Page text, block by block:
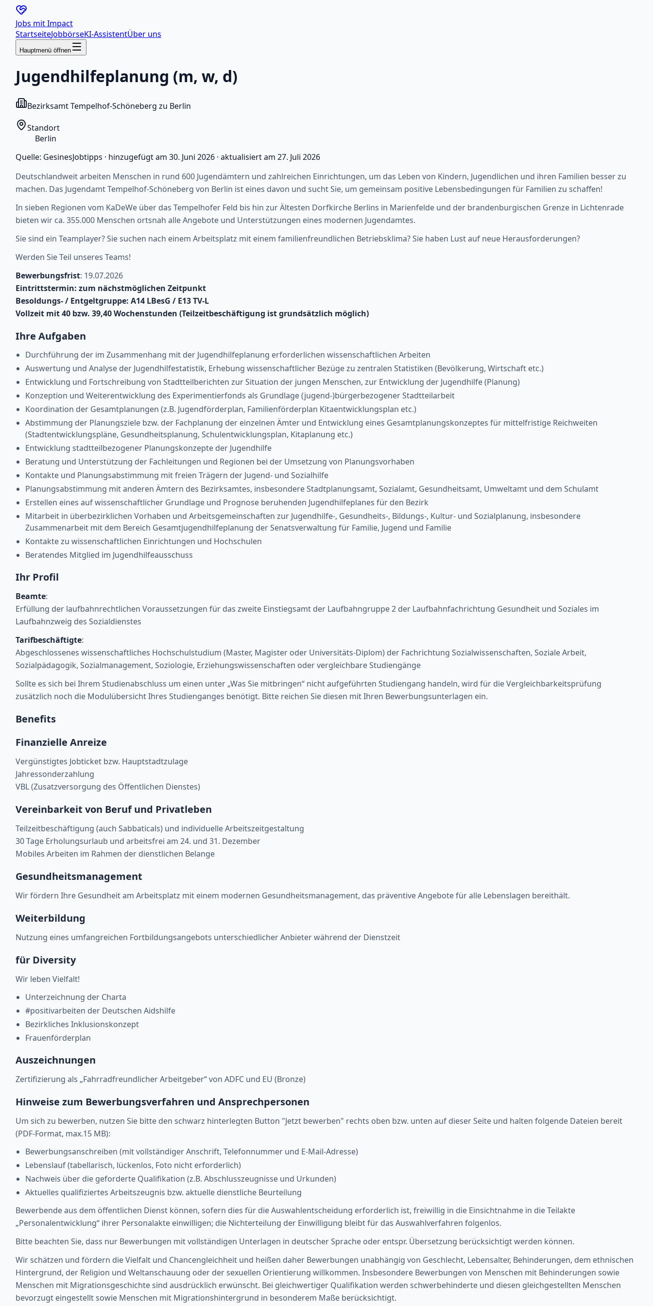
Jobs mitImpact
StartseiteJobbörseKI-AssistentÜber uns
Hauptmenü öffnen
Jugendhilfeplanung (m, w, d)
Bezirksamt Tempelhof-Schöneberg zu Berlin
Standort
Berlin
Quelle: GesinesJobtipps · hinzugefügt am 30. Juni 2026 · aktualisiert am 27. Juli 2026
Deutschlandweit arbeiten Menschen in rund 600 Jugendämtern und zahlreichen Einrichtungen, um das Leben von Kindern, Jugendlichen und ihren Familien besser zu
machen. Das Jugendamt Tempelhof-Schöneberg von Berlin ist eines davon und sucht Sie, um gemeinsam positive Lebensbedingungen für Familien zu schaffen!
In sieben Regionen vom KaDeWe über das Tempelhofer Feld bis hin zur Ältesten Dorfkirche Berlins in Marienfelde und der brandenburgischen Grenze in Lichtenrade
bieten wir ca. 355.000 Menschen ortsnah alle Angebote und Unterstützungen eines modernen Jugendamtes.
Sie sind ein Teamplayer? Sie suchen nach einem Arbeitsplatz mit einem familienfreundlichen Betriebsklima? Sie haben Lust auf neue Herausforderungen?
Werden Sie Teil unseres Teams!
Bewerbungsfrist: 19.07.2026
Eintrittstermin: zum nächstmöglichen Zeitpunkt
Besoldungs- / Entgeltgruppe: A14 LBesG / E13 TV-L
Vollzeit mit 40 bzw. 39,40 Wochenstunden (Teilzeitbeschäftigung ist grundsätzlich möglich)
Ihre Aufgaben
Durchführung der im Zusammenhang mit der Jugendhilfeplanung erforderlichen wissenschaftlichen Arbeiten
Auswertung und Analyse der Jugendhilfestatistik, Erhebung wissenschaftlicher Bezüge zu zentralen Statistiken (Bevölkerung, Wirtschaft etc.)
Entwicklung und Fortschreibung von Stadtteilberichten zur Situation der jungen Menschen, zur Entwicklung der Jugendhilfe (Planung)
Konzeption und Weiterentwicklung des Experimentierfonds als Grundlage (jugend-)bürgerbezogener Stadtteilarbeit
Koordination der Gesamtplanungen (z.B. Jugendförderplan, Familienförderplan Kitaentwicklungsplan etc.)
Abstimmung der Planungsziele bzw. der Fachplanung der einzelnen Ämter und Entwicklung eines Gesamtplanungskonzeptes für mittelfristige Reichweiten
(Stadtentwicklungspläne, Gesundheitsplanung, Schulentwicklungsplan, Kitaplanung etc.)
Entwicklung stadtteilbezogener Planungskonzepte der Jugendhilfe
Beratung und Unterstützung der Fachleitungen und Regionen bei der Umsetzung von Planungsvorhaben
Kontakte und Planungsabstimmung mit freien Trägern der Jugend- und Sozialhilfe
Planungsabstimmung mit anderen Ämtern des Bezirksamtes, insbesondere Stadtplanungsamt, Sozialamt, Gesundheitsamt, Umweltamt und dem Schulamt
Erstellen eines auf wissenschaftlicher Grundlage und Prognose beruhenden Jugendhilfeplanes für den Bezirk
Mitarbeit in überbezirklichen Vorhaben und Arbeitsgemeinschaften zur Jugendhilfe-, Gesundheits-, Bildungs-, Kultur- und Sozialplanung, insbesondere
Zusammenarbeit mit dem Bereich Gesamtjugendhilfeplanung der Senatsverwaltung für Familie, Jugend und Familie
Kontakte zu wissenschaftlichen Einrichtungen und Hochschulen
Beratendes Mitglied im Jugendhilfeausschuss
Ihr Profil
Beamte:
Erfüllung der laufbahnrechtlichen Voraussetzungen für das zweite Einstiegsamt der Laufbahngruppe 2 der Laufbahnfachrichtung Gesundheit und Soziales im
Laufbahnzweig des Sozialdienstes
Tarifbeschäftigte:
Abgeschlossenes wissenschaftliches Hochschulstudium (Master, Magister oder Universitäts-Diplom) der Fachrichtung Sozialwissenschaften, Soziale Arbeit,
Sozialpädagogik, Sozialmanagement, Soziologie, Erziehungswissenschaften oder vergleichbare Studiengänge
Sollte es sich bei Ihrem Studienabschluss um einen unter „Was Sie mitbringen“ nicht aufgeführten Studiengang handeln, wird für die Vergleichbarkeitsprüfung
zusätzlich noch die Modulübersicht Ihres Studienganges benötigt. Bitte reichen Sie diesen mit Ihren Bewerbungsunterlagen ein.
Benefits
Finanzielle Anreize
Vergünstigtes Jobticket bzw. Hauptstadtzulage
Jahressonderzahlung
VBL (Zusatzversorgung des Öffentlichen Dienstes)
Vereinbarkeit von Beruf und Privatleben
Teilzeitbeschäftigung (auch Sabbaticals) und individuelle Arbeitszeitgestaltung
30 Tage Erholungsurlaub und arbeitsfrei am 24. und 31. Dezember
Mobiles Arbeiten im Rahmen der dienstlichen Belange
Gesundheitsmanagement
Wir fördern Ihre Gesundheit am Arbeitsplatz mit einem modernen Gesundheitsmanagement, das präventive Angebote für alle Lebenslagen bereithält.
Weiterbildung
Nutzung eines umfangreichen Fortbildungsangebots unterschiedlicher Anbieter während der Dienstzeit
für Diversity
Wir leben Vielfalt!
Unterzeichnung der Charta
#positivarbeiten der Deutschen Aidshilfe
Bezirkliches Inklusionskonzept
Frauenförderplan
Auszeichnungen
Zertifizierung als „Fahrradfreundlicher Arbeitgeber“ von ADFC und EU (Bronze)
Hinweise zum Bewerbungsverfahren und Ansprechpersonen
Um sich zu bewerben, nutzen Sie bitte den schwarz hinterlegten Button "Jetzt bewerben" rechts oben bzw. unten auf dieser Seite und halten folgende Dateien bereit
(PDF-Format, max.15 MB):
Bewerbungsanschreiben (mit vollständiger Anschrift, Telefonnummer und E-Mail-Adresse)
Lebenslauf (tabellarisch, lückenlos, Foto nicht erforderlich)
Nachweis über die geforderte Qualifikation (z.B. Abschlusszeugnisse und Urkunden)
Aktuelles qualifiziertes Arbeitszeugnis bzw. aktuelle dienstliche Beurteilung
Bewerbende aus dem öffentlichen Dienst können, sofern dies für die Auswahlentscheidung erforderlich ist, freiwillig in die Einsichtnahme in die Teilakte
„Personalentwicklung“ ihrer Personalakte einwilligen; die Nichterteilung der Einwilligung bleibt für das Auswahlverfahren folgenlos.
Bitte beachten Sie, dass nur Bewerbungen mit vollständigen Unterlagen in deutscher Sprache oder entspr. Übersetzung berücksichtigt werden können.
Wir schätzen und fördern die Vielfalt und Chancengleichheit und heißen daher Bewerbungen unabhängig von Geschlecht, Lebensalter, Behinderungen, dem ethnischen
Hintergrund, der Religion und Weltanschauung oder der sexuellen Orientierung willkommen. Insbesondere Bewerbungen von Menschen mit Behinderungen sowie
Menschen mit Migrationsgeschichte sind ausdrücklich erwünscht. Bei gleichwertiger Qualifikation werden schwerbehinderte und diesen gleichgestellten Menschen
bevorzugt eingestellt sowie Menschen mit Migrationshintergrund in besonderem Maße berücksichtigt.